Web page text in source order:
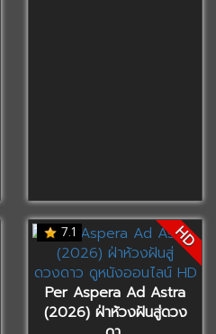
7.1 HD
Per Aspera Ad Astra
(2026) ฝ่าห้วงฝันสู่ดวง